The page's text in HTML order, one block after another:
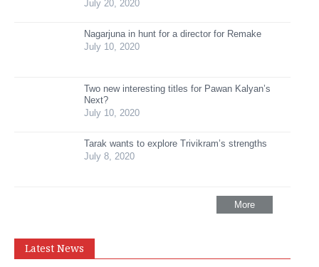
July 20, 2020
Nagarjuna in hunt for a director for Remake
July 10, 2020
Two new interesting titles for Pawan Kalyan’s
Next?
July 10, 2020
Tarak wants to explore Trivikram’s strengths
July 8, 2020
More
Latest News